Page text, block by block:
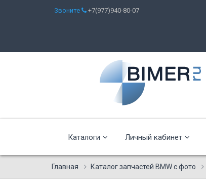
Звоните +7(977)940-80-07
Каталоги Личный кабинет
Главная Каталог запчастей BMW с фото